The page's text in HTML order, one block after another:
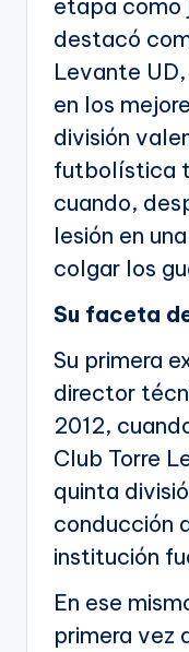
etapa como
destacó
Levante
en los
división
futbolística
cuando,
lesión en
colgar los
Su faceta
Su primera
director
2012,
Club Torre
quinta
conducción
institución
En ese
primera vez